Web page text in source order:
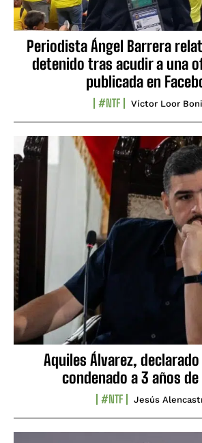
Periodista Ángel Barrera
detenido tras acudir a una
publicada en
#NTF Víctor Loor
Aquiles Álvarez,
condenado a 3 años
#NTF Jesús